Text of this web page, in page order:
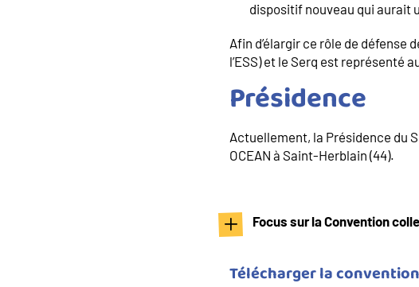
dispositif nouveau qui aurait
Afin d’élargir ce rôle de défense
l’ESS) et le Serq est représenté
Présidence
Actuellement, la Présidence du
OCEAN à Saint-Herblain (44).
Focus sur la Convention
Titre
Télécharger la